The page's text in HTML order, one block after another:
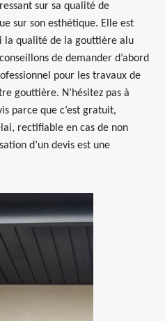
sur sa qualité de
sur son esthétique. Elle est
la qualité de la gouttière alu
de demander d’abord
pour les travaux de
gouttière. N’hésitez pas à
parce que c’est gratuit,
rectifiable en cas de non
d’un devis est une